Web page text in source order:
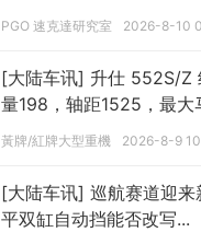
PGO 速克達研究室 2026-8-10
[大陆车讯] 升仕 552S/Z
量198，轴距1525，最大
黃牌/紅牌大型重機 2026-8-9
[大陆车讯] 巡航赛道迎来
平双缸自动挡能否改写...